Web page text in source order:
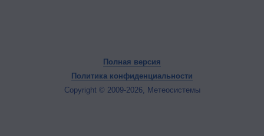
Полная версия
Политика конфиденциальности
Copyright © 2009-2026, Метеосистемы